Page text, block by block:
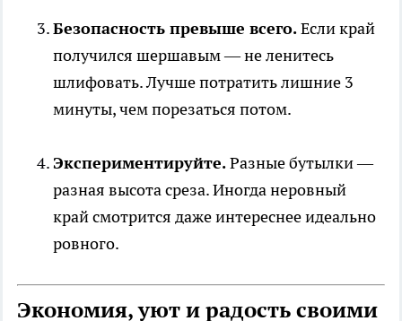
Безопасность превыше всего.Если край
получился шершавым — не ленитесь
шлифовать. Лучше потратить лишние 3
минуты, чем порезаться потом.
Экспериментируйте.Разные бутылки —
разная высота среза. Иногда неровный
край смотрится даже интереснее идеально
ровного.
Экономия, уют и радость своими